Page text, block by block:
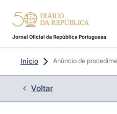
Jornal Oficial da República Portuguesa
Início Anúncio de
Voltar